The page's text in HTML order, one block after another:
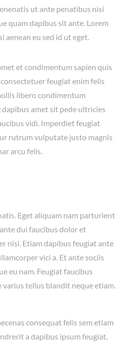
ut ante penatibus nisi
quam dapibus sit ante. Lorem
aenean eu sed id ut eget.
et condimentum sapien quis
feugiat enim felis
libero condimentum
dapibus amet sit pede ultricies
vidi. Imperdiet feugiat
rutrum vulputate justo magnis
arcu felis.
Eget aliquam nam parturient
dui faucibus dolor et
nisi. Etiam dapibus feugiat ante
vici a. Et ante sociis
eu nam. Feugiat faucibus
varius tellus blandit neque etiam.
consequat felis sem etiam
a dapibus ipsum feugiat.